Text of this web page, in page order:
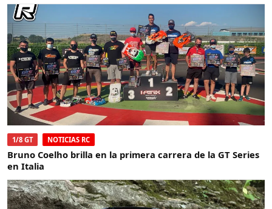
1/8 GT NOTICIAS RC
Bruno Coelho brilla en la primera carrera de la GT Series
en Italia